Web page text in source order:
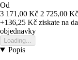
Od
3 171,00 Kč 2 725,00 Kč
+136,25 Kč ziskate na
objednavky
Loading...
Popis